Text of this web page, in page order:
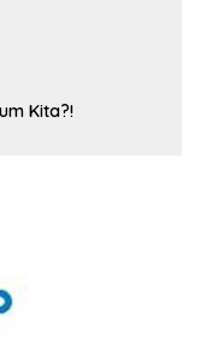
Kita?!